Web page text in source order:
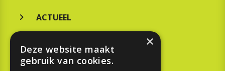
ACTUEEL
KOOPGIDS
×
Deze website maakt
gebruik van cookies.